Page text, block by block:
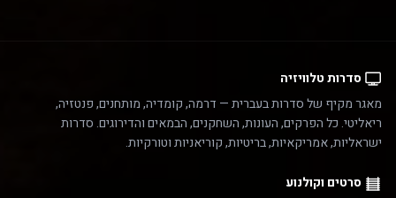
סדרות טלוויזיה
מאגר מקיף של סדרות בעברית — דרמה, קומדיה, מותחנים, פנטזיה,
ריאליטי. כל הפרקים, העונות, השחקנים, הבמאים והדירוגים. סדרות
ישראליות, אמריקאיות, בריטיות, קוריאניות וטורקיות.
סרטים וקולנוע